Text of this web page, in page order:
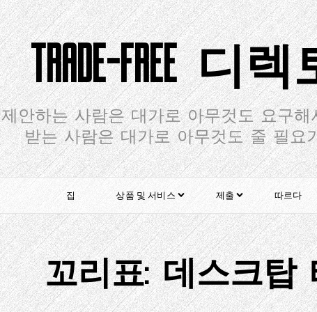
TRADE-FREE 디
제안하는 사람은 대가로 아무것도 요구해
받는 사람은 대가로 아무것도 줄 필요
집 상품 및 서비스 제출 따르다
꼬리표:데스크탑